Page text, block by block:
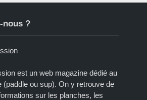
nous ?
est un web magazine dédié au
(paddle ou sup). On y retrouve de
sur les planches, les